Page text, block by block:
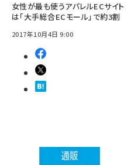
女性が最も使うアパレルECサイト
は「大手総合ECモール」で約3割
2017年10月4日 9:00